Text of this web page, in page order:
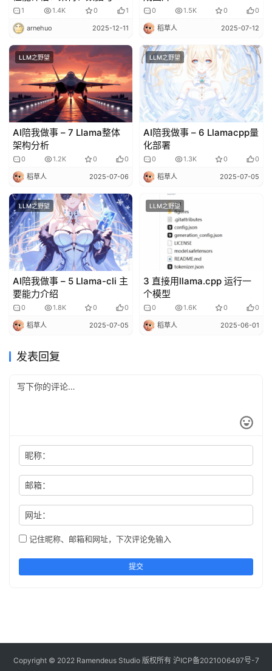
化路径的全面解析
1 1.4K 0 1
arnehuo 2025-12-11
0 1.5K 0 0
稻草人 2025-07-12
LLM之野望
AI陪我做事 – 7 Llama整体
架构分析
0 1.2K 0 0
稻草人 2025-07-06
LLM之野望
AI陪我做事 – 6 Llamacpp量
化部署
0 1.3K 0 0
稻草人 2025-07-05
LLM之野望
AI陪我做事 – 5 Llama-cli 主
要能力介绍
0 1.8K 0 0
稻草人 2025-07-05
LLM之野望
3 直接用llama.cpp 运行一
个模型
0 1.6K 0 0
稻草人 2025-06-01
发表回复
昵称：
邮箱：
网址：
记住昵称、邮箱和网址，下次评论免输入
提交
Copyright © 2022 Ramendeus Studio 版权所有 沪ICP备2021006497号-7